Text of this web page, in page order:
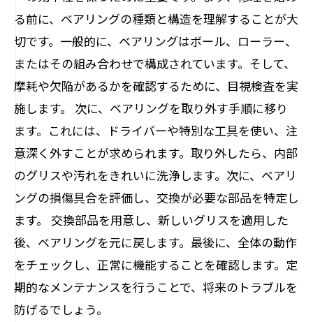
る前に、ベアリングの種類と構造を理解することが大
切です。一般的に、ベアリングはボール、ローラー、
またはその組み合わせで構成されています。そして、
摩耗や欠陥があるかを確認するために、目視検査を実
施します。 次に、ベアリングを取り外す手順に移り
ます。これには、ドライバーや特別な工具を使い、注
意深く外すことが求められます。取り外したら、内部
のグリスや汚れをきれいに洗浄します。次に、ベアリ
ングの損傷具合を評価し、交換が必要な部品を特定し
ます。 交換部品を用意し、新しいグリスを適用した
後、ベアリングを元に戻します。最後に、全体の動作
をチェックし、正常に機能することを確認します。定
期的なメンテナンスを行うことで、将来のトラブルを
防げるでしょう。